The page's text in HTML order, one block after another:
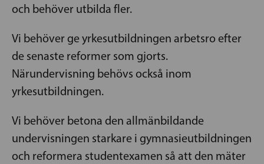
och behöver utbilda fler.
Vi behöver ge yrkesutbildningen arbetsro efter
de senaste reformer som gjorts.
Närundervisning behövs också inom
yrkesutbildningen.
Vi behöver betona den allmänbildande
undervisningen starkare i gymnasieutbildningen
och reformera studentexamen så att den mäter